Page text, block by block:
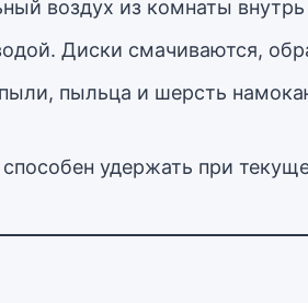
воздух из комнаты внутрь
Диски смачиваются,
пыльца и шерсть
удержать при